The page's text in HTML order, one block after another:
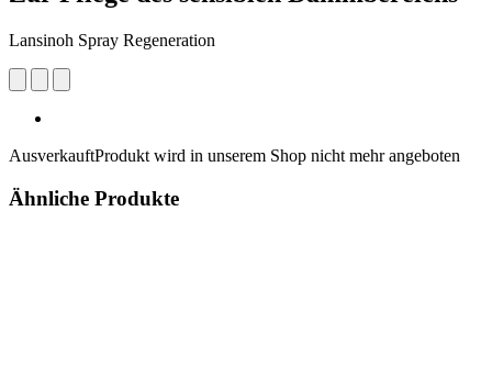
Lansinoh Spray Regeneration
AusverkauftProdukt wird in unserem Shop nicht mehr angeboten
Ähnliche Produkte